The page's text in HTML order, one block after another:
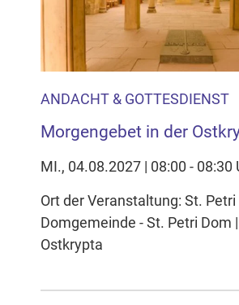
ANDACHT & GOTTESDIENST
Morgengebet in der
MI., 04.08.2027 | 08:00 - 08:30
Ort der Veranstaltung: St. Petri
Domgemeinde - St. Petri Dom
Ostkrypta